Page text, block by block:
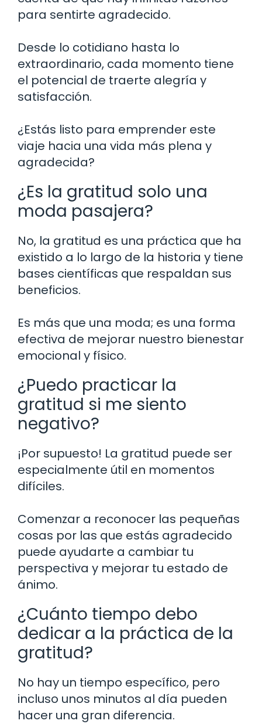
para sentirte agradecido.
Desde lo cotidiano hasta lo
extraordinario, cada momento tiene
el potencial de traerte alegría y
satisfacción.
¿Estás listo para emprender este
viaje hacia una vida más plena y
agradecida?
¿Es la gratitud solo una
moda pasajera?
No, la gratitud es una práctica que ha
existido a lo largo de la historia y tiene
bases científicas que respaldan sus
beneficios.
Es más que una moda; es una forma
efectiva de mejorar nuestro bienestar
emocional y físico.
¿Puedo practicar la
gratitud si me siento
negativo?
¡Por supuesto! La gratitud puede ser
especialmente útil en momentos
difíciles.
Comenzar a reconocer las pequeñas
cosas por las que estás agradecido
puede ayudarte a cambiar tu
perspectiva y mejorar tu estado de
ánimo.
¿Cuánto tiempo debo
dedicar a la práctica de la
gratitud?
No hay un tiempo específico, pero
incluso unos minutos al día pueden
hacer una gran diferencia.